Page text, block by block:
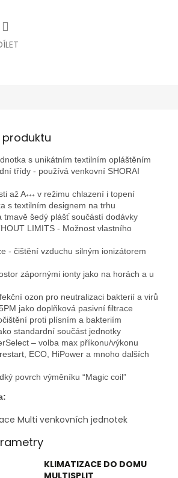
s unikátním textilním opláštěním
třídy - používá venkovní SHORAI
až A+++ v režimu chlazení i topení
s textilním designem na trhu
tmavě šedý plášť součástí dodávky
LIMITS - Možnost vlastního
- čištění vzduchu silným ionizátorem
zápornými ionty jako na horách a u
ozon pro neutralizaci bakterií a virů
jako doplňková pasivní filtrace
proti plísním a bakteriím
standardní součást jednotky
– volba max příkonu/výkonu
ECO, HiPower a mnoho dalších
povrch výměníku “Magic coil”
Multi venkovních jednotek
KLIMATIZACE DO DOMU